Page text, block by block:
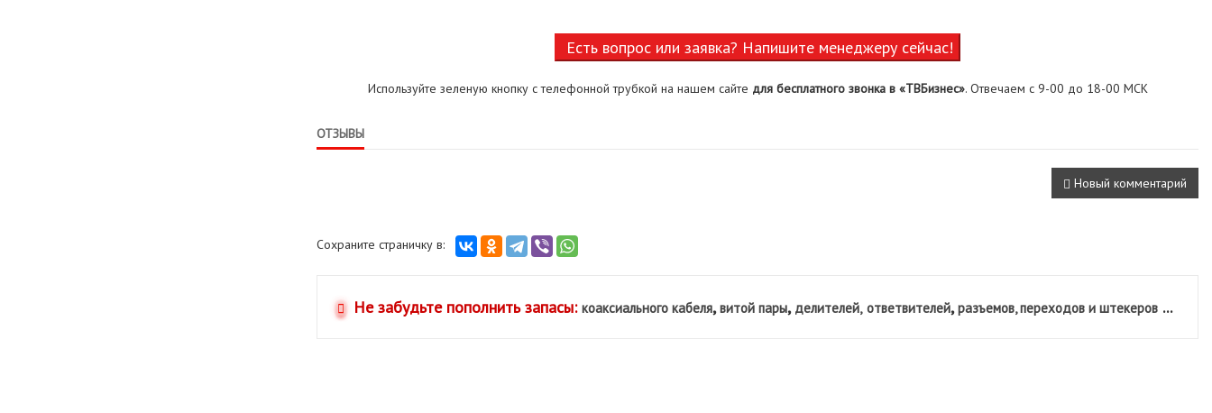
Есть вопрос или заявка? Напишите менеджеру сейчас!
Используйте зеленую кнопку с телефонной трубкой на нашем сайте для бесплатного звонка в «ТВБизнес». Отвечаем с 9-00 до 18-00 МСК
ОТЗЫВЫ
Новый комментарий
Сохраните страничку в:
Не забудьте пополнить запасы: коаксиального кабеля,витой пары, делителей, ответвителей,разъемов, переходов и штекеров ...